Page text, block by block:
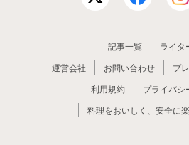
記事一覧
ライタ
運営会社
お問い合わせ
プ
利用規約
プライバシ
料理をおいしく、安全に